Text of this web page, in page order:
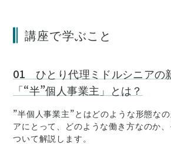
講座で学ぶこと
01 ひとり代理ミドルシニアの
「“半”個人事業主」とは？
”半個人事業主”とはどのような形態な
アにとって、どのような働き方なのか
ついて解説します。